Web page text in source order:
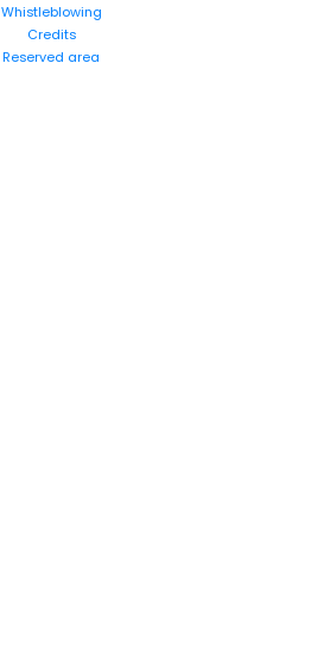
Whistleblowing
Credits
Reserved area